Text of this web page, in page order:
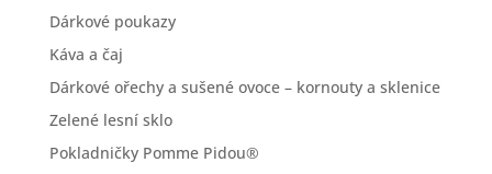
Dárkové poukazy
Káva a čaj
Dárkové ořechy a sušené ovoce – kornouty a sklenice
Zelené lesní sklo
Pokladničky Pomme Pidou®